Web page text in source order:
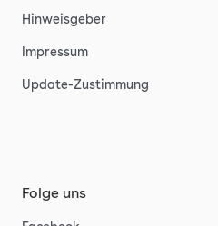
Hinweisgeber
Impressum
Update-Zustimmung
Folge uns